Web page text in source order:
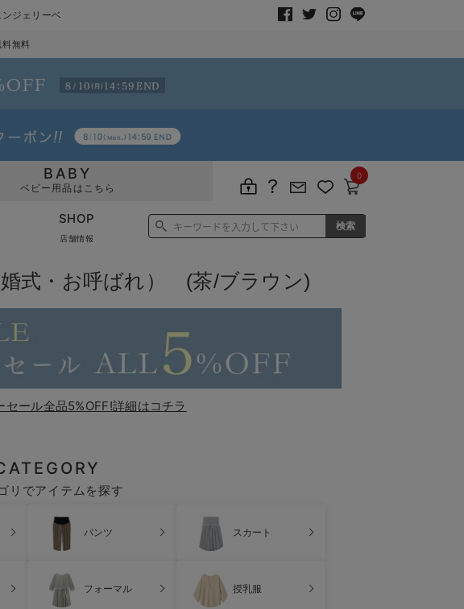
ジェリーベ
無料
BABY
ベビー用品はこちら
0
SHOP
店舗情報
式・お呼ばれ） (茶/ブラウン)
ール全品5%OFF!詳細はコチラ
リでアイテムを探す
パンツ スカート
フォーマル 授乳服